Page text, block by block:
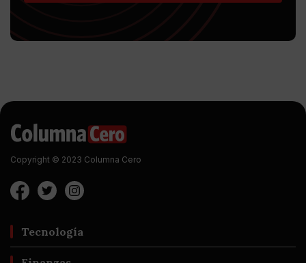
Copyright © 2023 Columna Cero
Tecnología